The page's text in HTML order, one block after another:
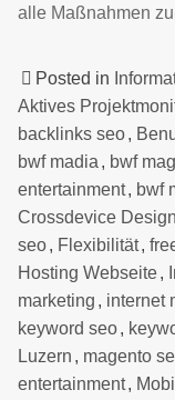
alle Maßnahmen
Posted in
Aktives
backlinks seo,
bwf madia , bwf
entertainment, bwf
Crossdevice Design
seo, Flexibilität,
Hosting Webseite,
marketing , internet
keyword seo,
Luzern , magento
entertainment,